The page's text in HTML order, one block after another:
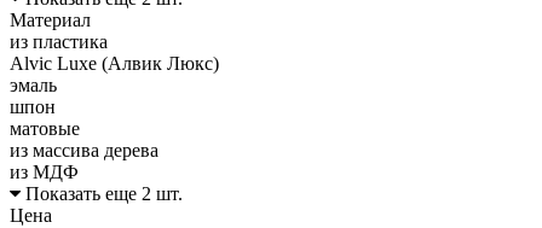
Материал
из пластика
Alvic Luxe (Алвик Люкс)
эмаль
шпон
матовые
из массива дерева
из МДФ
Показать еще 2 шт.
Цена